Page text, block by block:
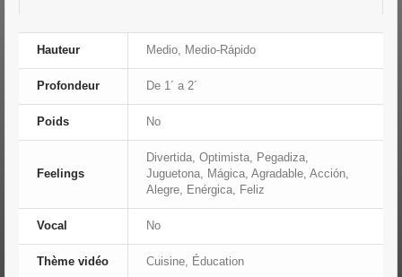
Hauteur Medio, Medio-Rápido
Profondeur De 1´ a 2´
Poids No
Feelings
Divertida, Optimista, Pegadiza,
Juguetona, Mágica, Agradable, Acción,
Alegre, Enérgica, Feliz
Vocal No
Thème vidéo Cuisine, Éducation